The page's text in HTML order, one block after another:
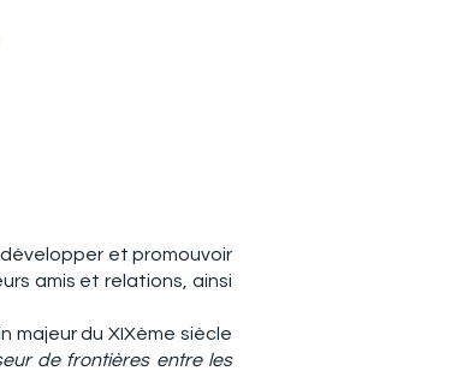
et promouvoir
amis et relations, ainsi
majeur du XIXème siècle
de frontières entre les